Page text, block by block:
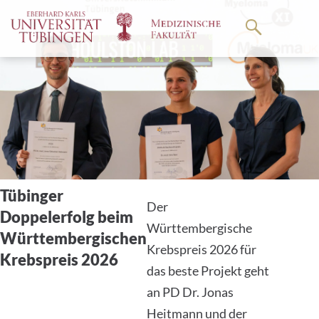
zum
Hauptteil
Tübinger
Doppelerfolg beim
Württembergischen
Krebspreis 2026
Der
Württembergische
Krebspreis 2026 für
das beste Projekt geht
an PD Dr. Jonas
Heitmann und der